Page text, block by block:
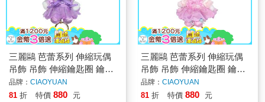
三麗鷗 芭蕾系列 伸縮玩偶
吊飾 吊飾 伸縮鑰匙圈 鑰匙
圈 造型鑰匙圈 娃娃 絨毛玩
偶 美樂蒂 酷洛米 彼安諾
品牌： CIAOYUAN
81 折 特價 880 元
三麗鷗 芭蕾系列 伸縮玩偶
吊飾 吊飾 伸縮鑰匙圈 鑰匙
圈 造型鑰匙圈 娃娃 絨毛玩
偶 美樂蒂 酷洛米 彼安諾
品牌： CIAOYUAN
81 折 特價 880 元